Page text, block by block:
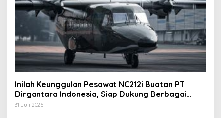
Inilah Keunggulan Pesawat NC212i Buatan PT
Dirgantara Indonesia, Siap Dukung Berbagai
Operasi TNI
31 Juli 2026